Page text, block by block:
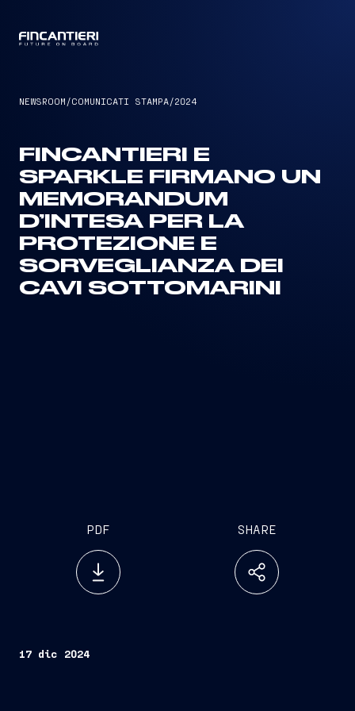
NEWSROOM /COMUNICATI STAMPA/2024
FINCANTIERI E
SPARKLE FIRMANO UN
MEMORANDUM
D’INTESA PER LA
PROTEZIONE E
SORVEGLIANZA DEI
CAVI SOTTOMARINI
PDF SHARE
17 dic 2024